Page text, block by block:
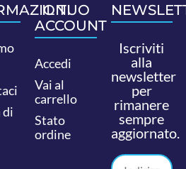
di
IL TUO
ACCOUNT
Accedi
Vai al
carrello
Stato
ordine
Iscriviti
alla
newsletter
per
rimanere
sempre
aggiornato.